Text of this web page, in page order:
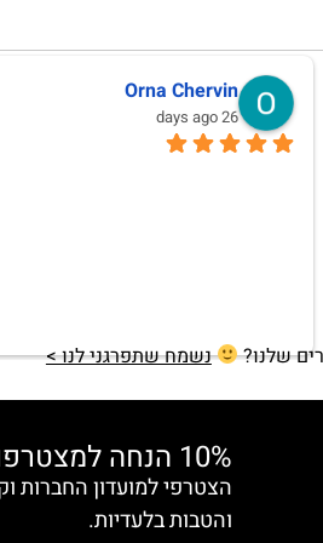
Anat Weksler
10 months ago
שלנו? נשמח שתפרגני לנו >
10% הנחה למצטרפות חדשות
והטבות בלעדיות.